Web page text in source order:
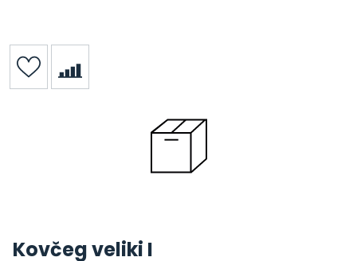
Kovčeg veliki I